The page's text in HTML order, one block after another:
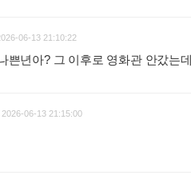
06-13 21:10:22
쁜년아? 그 이후로 영화관 안갔는
2026-06-13 21:15:00